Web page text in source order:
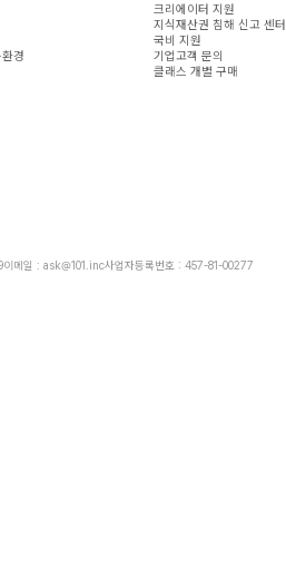
경
크리에이터 지원
지식재산권 침해 신고 센터
국비 지원
기업고객 문의
클래스 개별 구매
이메일 : ask@101.inc사업자등록번호 : 457-81-00277